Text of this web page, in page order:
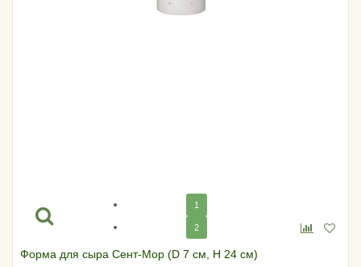
1
2
Форма для сыра Сент-Мор (D 7 см, H 24 см)